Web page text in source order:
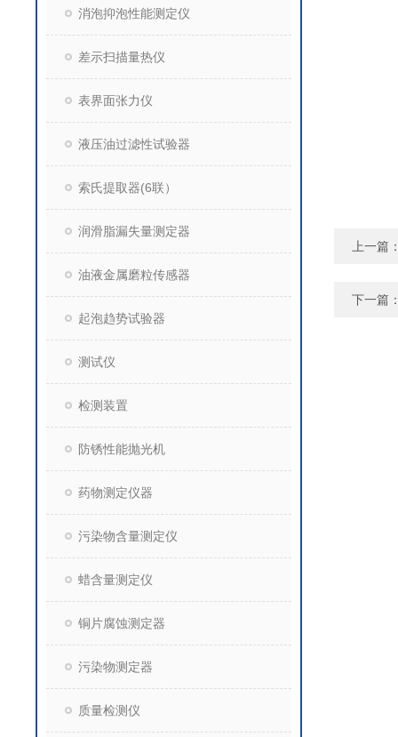
消泡抑泡性能测定仪
差示扫描量热仪
表界面张力仪
液压油过滤性试验器
索氏提取器(6联）
润滑脂漏失量测定器
油液金属磨粒传感器
起泡趋势试验器
测试仪
检测装置
防锈性能抛光机
药物测定仪器
污染物含量测定仪
蜡含量测定仪
铜片腐蚀测定器
污染物测定器
质量检测仪
上一篇
下一篇